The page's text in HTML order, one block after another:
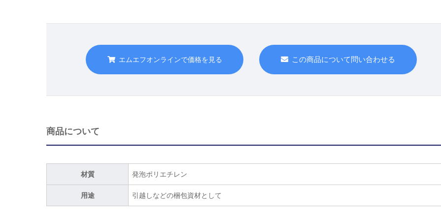
エムエフオンラインで価格を見る この商品について問い合わせる
商品について
材質 発泡ポリエチレン
用途 引越しなどの梱包資材として